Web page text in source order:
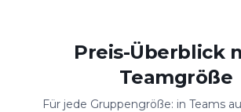
Preis-Überblick
Teamgröße
Für jede Gruppengröße: in Teams